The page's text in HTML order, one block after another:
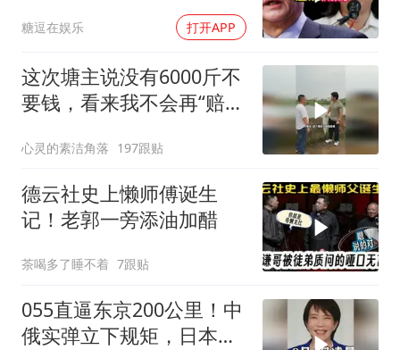
糖逗在娱乐 打开APP
这次塘主说没有6000斤不
要钱，看来我不会再“赔
心灵的素洁角落 197跟贴
德云社史上懒师傅诞生
记！老郭一旁添油加醋
茶喝多了睡不着 7跟贴
055直逼东京200公里！中
俄实弹立下规矩，日本除